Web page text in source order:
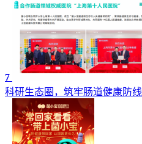
7
科研生态圈，筑牢肠道健康防线